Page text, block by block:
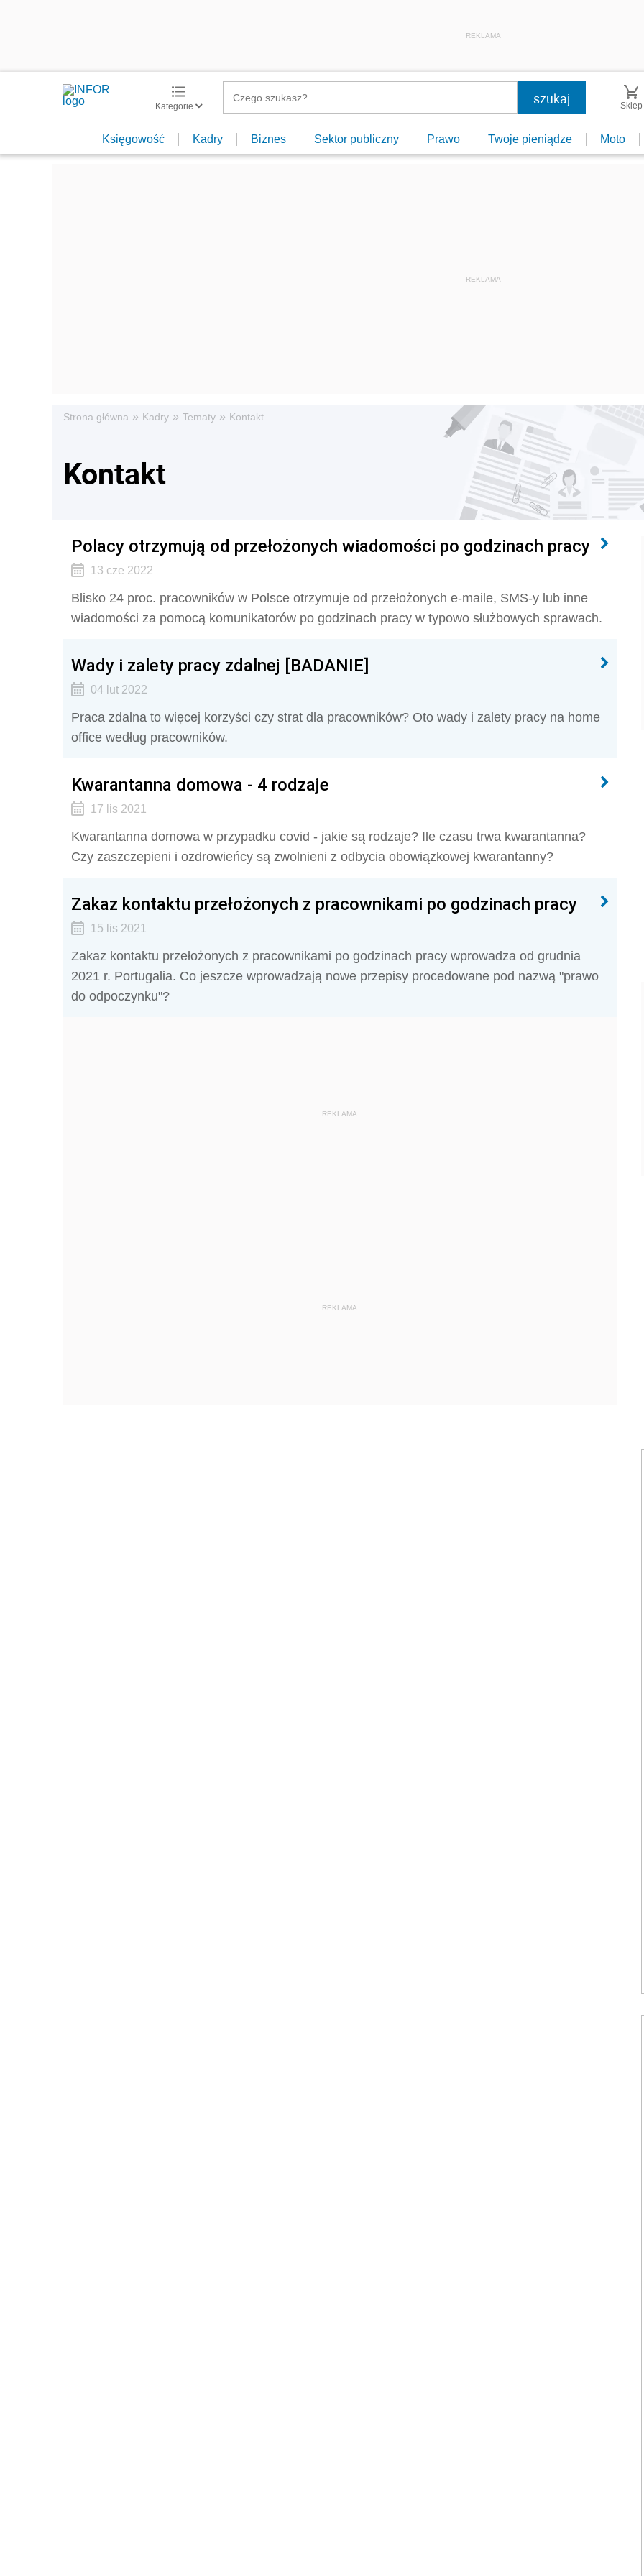
REKLAMA
Kategorie Sklep
Księgowość Kadry Biznes Sektor publiczny Prawo Twoje pieniądze Moto
Strona główna » Kadry » Tematy » Kontakt
Kontakt
Polacy otrzymują od przełożonych wiadomości po godzinach pracy
13 cze 2022
Blisko 24 proc. pracowników w Polsce otrzymuje od przełożonych e-maile, SMS-y lub inne
wiadomości za pomocą komunikatorów po godzinach pracy w typowo służbowych sprawach.
Wady i zalety pracy zdalnej [BADANIE]
04 lut 2022
Praca zdalna to więcej korzyści czy strat dla pracowników? Oto wady i zalety pracy na home
office według pracowników.
Kwarantanna domowa - 4 rodzaje
17 lis 2021
Kwarantanna domowa w przypadku covid - jakie są rodzaje? Ile czasu trwa kwarantanna?
Czy zaszczepieni i ozdrowieńcy są zwolnieni z odbycia obowiązkowej kwarantanny?
Zakaz kontaktu przełożonych z pracownikami po godzinach pracy
15 lis 2021
Zakaz kontaktu przełożonych z pracownikami po godzinach pracy wprowadza od grudnia
2021 r. Portugalia. Co jeszcze wprowadzają nowe przepisy procedowane pod nazwą "prawo
do odpoczynku"?
REKLAMA
REKLAMA